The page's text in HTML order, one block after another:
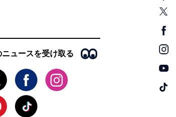
ニュースを受け取る